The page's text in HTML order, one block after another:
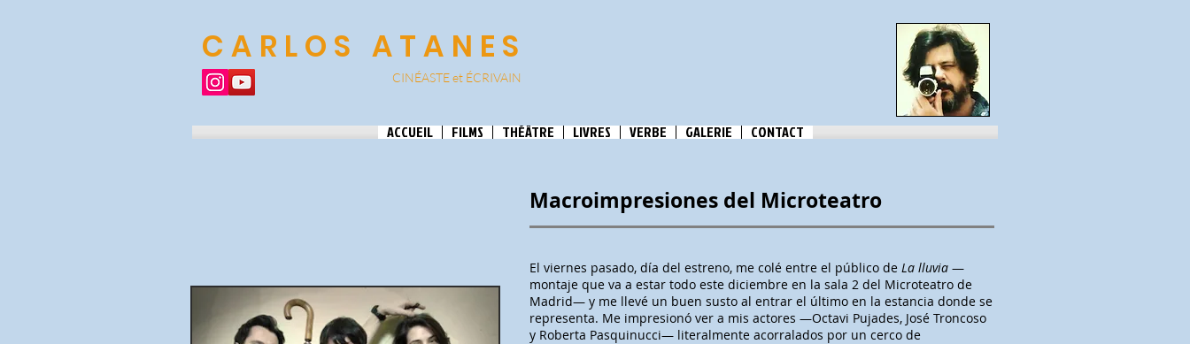
CARLOS ATANES
CINÉASTE et ÉCRIVAIN
ACCUEIL FILMS THÉÂTRE LIVRES VERBE GALERIE CONTACT
Macroimpresiones del Microteatro
El viernes pasado, día del estreno, me colé entre el público de La lluvia —
montaje que va a estar todo este diciembre en la sala 2 del Microteatro de
Madrid— y me llevé un buen susto al entrar el último en la estancia donde se
representa. Me impresionó ver a mis actores —Octavi Pujades, José Troncoso
y Roberta Pasquinucci— literalmente acorralados por un cerco de